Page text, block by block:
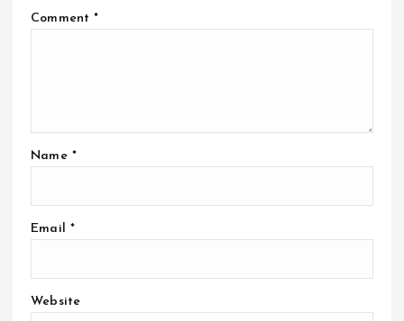
Comment*
Name *
Email *
Website